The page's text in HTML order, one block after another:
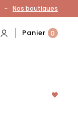
- Nos boutiques
Panier 0